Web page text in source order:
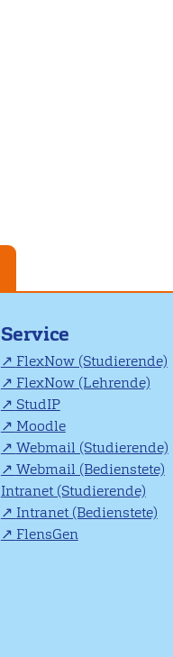
Service
FlexNow (Studierende)
FlexNow (Lehrende)
StudIP
Moodle
Webmail (Studierende)
Webmail (Bedienstete)
Intranet (Studierende)
Intranet (Bedienstete)
FlensGen